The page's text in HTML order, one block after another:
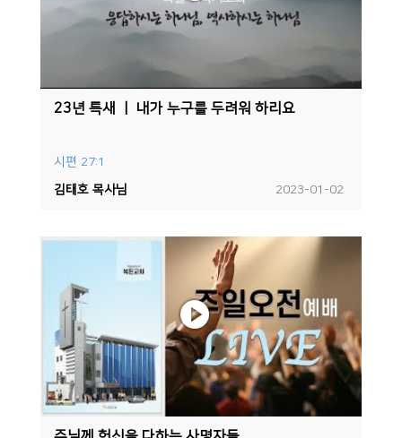
23년 특새 ㅣ 내가 누구를 두려워 하리요
시편 27:1
2023-01-02
김태호 목사님